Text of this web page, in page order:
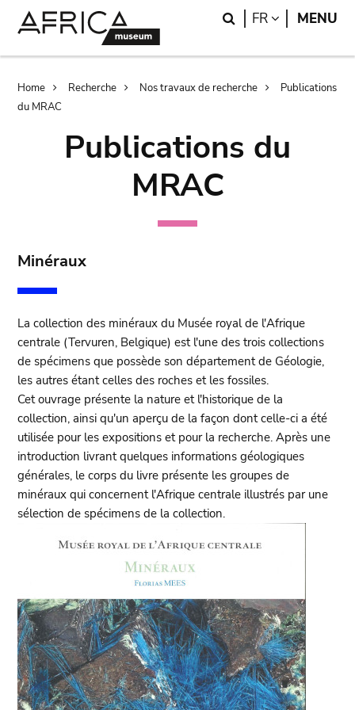
Search
FR LANGUAGE
MENU
Breadcrumb
Home Recherche Nos travaux de recherche
Publications
du MRAC
Publications du
MRAC
Minéraux
La collection des minéraux du Musée royal de l'Afrique
centrale (Tervuren, Belgique) est l'une des trois collections
de spécimens que possède son département de Géologie,
les autres étant celles des roches et les fossiles.
Cet ouvrage présente la nature et l'historique de la
collection, ainsi qu'un aperçu de la façon dont celle-ci a été
utilisée pour les expositions et pour la recherche. Après une
introduction livrant quelques informations géologiques
générales, le corps du livre présente les groupes de
minéraux qui concernent l'Afrique centrale illustrés par une
sélection de spécimens de la collection.